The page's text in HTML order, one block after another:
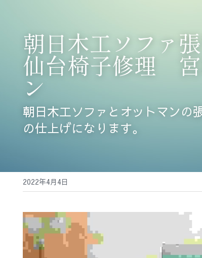
朝日木工ソファ
仙台椅子修理　
ン
朝日木工ソファとオットマンの
の仕上げになります。
2022年4月4日